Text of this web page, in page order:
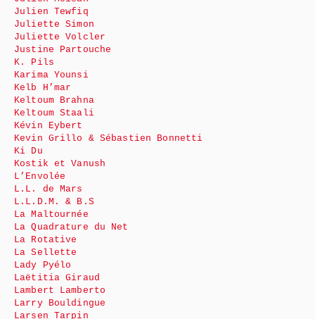
Julien Tewfiq
Juliette Simon
Juliette Volcler
Justine Partouche
K. Pils
Karima Younsi
Kelb H’mar
Keltoum Brahna
Keltoum Staali
Kévin Eybert
Kevin Grillo & Sébastien Bonnetti
Ki Du
Kostik et Vanush
L’Envolée
L.L. de Mars
L.L.D.M. & B.S
La Maltournée
La Quadrature du Net
La Rotative
La Sellette
Lady Pyélo
Laëtitia Giraud
Lambert Lamberto
Larry Bouldingue
Larsen Tarpin